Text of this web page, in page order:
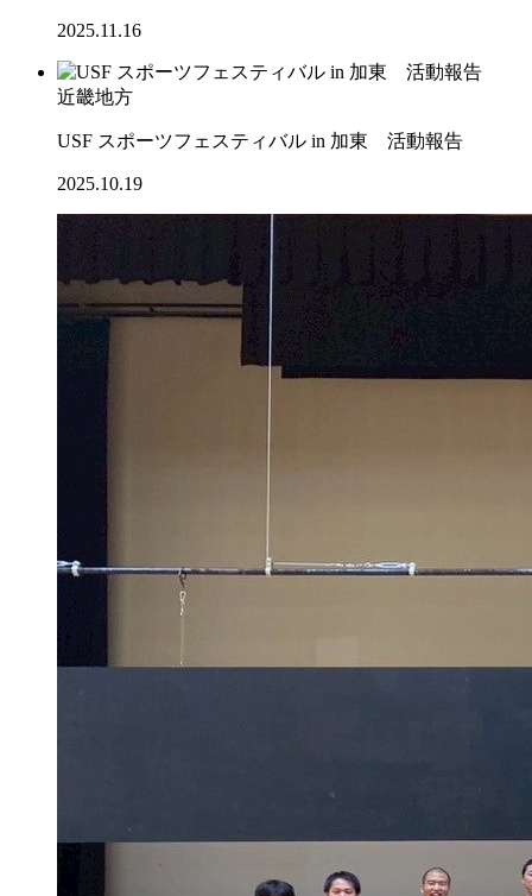
2025.11.16
近畿地方
USF スポーツフェスティバル in 加東 活動報告
2025.10.19